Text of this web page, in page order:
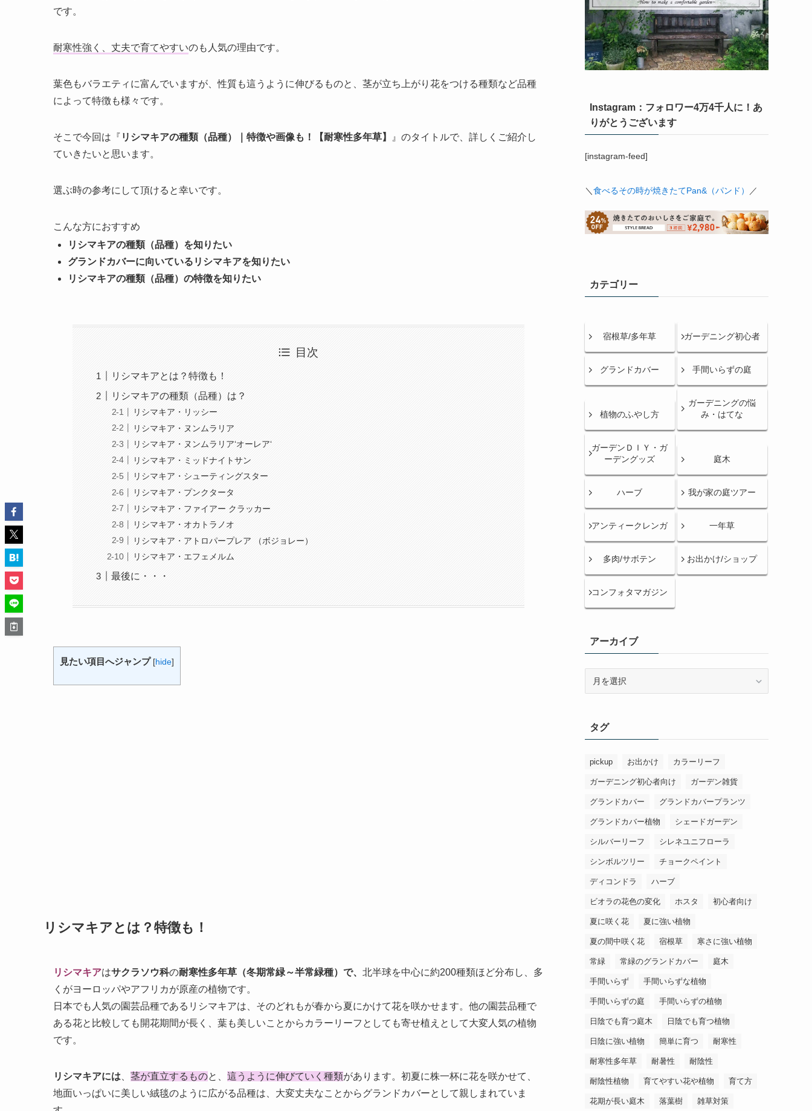
です。
耐寒性強く、丈夫で育てやすいのも人気の理由です。
葉色もバラエティに富んでいますが、性質も這うように伸びるものと、茎が立ち上がり花をつける種類など品種
によって特徴も様々です。
そこで今回は『 リシマキアの種類（品種）｜特徴や画像も！【耐寒性多年草】
』のタイトルで、詳しくご紹介し
ていきたいと思います。
選ぶ時の参考にして頂けると幸いです。
こんな方におすすめ
リシマキアの種類（品種）を知りたい
グランドカバーに向いているリシマキアを知りたい
リシマキアの種類（品種）の特徴を知りたい
目次
リシマキアとは？特徴も！
リシマキアの種類（品種）は？
リシマキア・リッシー
リシマキア・ヌンムラリア
リシマキア・ヌンムラリア‘オーレア‘
リシマキア・ミッドナイトサン
リシマキア・シューティングスター
リシマキア・プンクタータ
リシマキア・ファイアー クラッカー
リシマキア・オカトラノオ
リシマキア・アトロパープレア （ボジョレー）
リシマキア・エフェメルム
最後に・・・
見たい項目へジャンプ [hide]
リシマキアとは？特徴も！
リシマキアはサクラソウ科の耐寒性多年草（冬期常緑～半常緑種）で、 北半球を中心に約200種類ほど分布し、多
くがヨーロッパやアフリカが原産の植物です。
日本でも人気の園芸品種であるリシマキアは、そのどれもが春から夏にかけて花を咲かせます。他の園芸品種で
ある花と比較しても開花期間が長く、葉も美しいことからカラーリーフとしても寄せ植えとして大変人気の植物
です。
リシマキアには 茎が直立するものと、 這うように伸びていく種類があります。初夏に株一杯に花を咲かせて、
地面いっぱいに美しい絨毯のように広がる品種は、大変丈夫なことからグランドカバーとして親しまれていま
Instagram：フォロワー4万4千人に！あ
りがとうございます
[instagram-feed]
＼食べるその時が焼きたてPan&（パンド） ／
カテゴリー
宿根草/多年草 ガーデニング初心者
グランドカバー 手間いらずの庭
植物のふやし方
ガーデニングの悩
み・はてな
ガーデンＤＩＹ・ガ
ーデングッズ
庭木
ハーブ 我が家の庭ツアー
アンティークレンガ 一年草
多肉/サボテン お出かけ/ショップ
コンフォタマガジン
アーカイブ
ブタグ
pickup お出かけ カラーリーフ
ガーデニング初心者向け ガーデン雑貨
グランドカバー グランドカバープランツ
グランドカバー植物 シェードガーデン
シルバーリーフ シレネユニフローラ
シンボルツリー チョークペイント
ディコンドラ ハーブ
ビオラの花色の変化 ホスタ 初心者向け
夏に咲く花 夏に強い植物
夏の間中咲く花 宿根草 寒さに強い植物
常緑 常緑のグランドカバー 庭木
手間いらず 手間いらずな植物
手間いらずの庭 手間いらずの植物
日陰でも育つ庭木 日陰でも育つ植物
日陰に強い植物 簡単に育つ 耐寒性
耐寒性多年草 耐暑性 耐陰性
耐陰性植物 育てやすい花や植物 育て方
花期が長い庭木 落葉樹 雑草対策